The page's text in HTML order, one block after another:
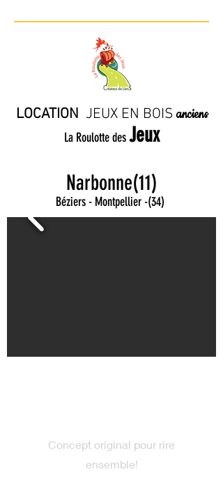
LOCATION JEUX EN BOIS anciens
La Roulotte des Jeux
Narbonne(11)
Béziers - Montpellier -(34)
Concept original pour rire
ensemble!